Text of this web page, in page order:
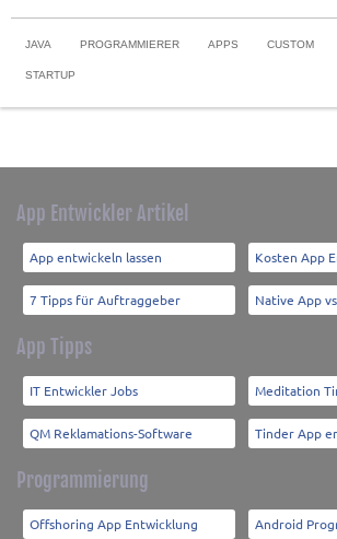
JAVA PROGRAMMIERER APPS CUSTOM
STARTUP
App Entwickler Artikel
App entwickeln lassen Kosten App
7 Tipps für Auftraggeber Native App
App Tipps
IT Entwickler Jobs Meditation
QM Reklamations-Software Tinder App
Programmierung
Offshoring App Entwicklung Android